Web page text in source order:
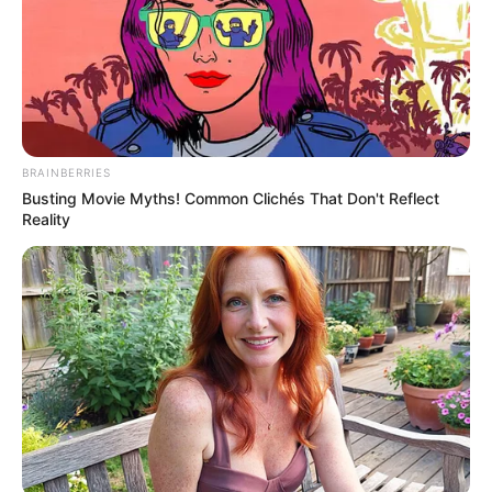
Φωτογραφία από τον χρήστη Anastasia Shuraeva στο
Τα πρόσθεταπροσόνταγια κάθε θέση
δίνονται στον «ΠΙΝΑΚΑ ΚΑΤΑΝΟΜΗΣ
ΘΕΣΕΩΝ», στήλη «ΑΠΑΡΑΙΤΗΤΑ ΠΡΟΣΘΕΤΑ
ΠΡΟΣΟΝΤΑ» με τους αντίστοιχους κωδικούς
τους.
Οι ειδικότητες είναι οι παρακάτω:
ΠΕ Διοικητικού – Οικονομικού
BRAINBERRIES
Busting Movie Myths! Common Clichés That Don't Reflect
Reality